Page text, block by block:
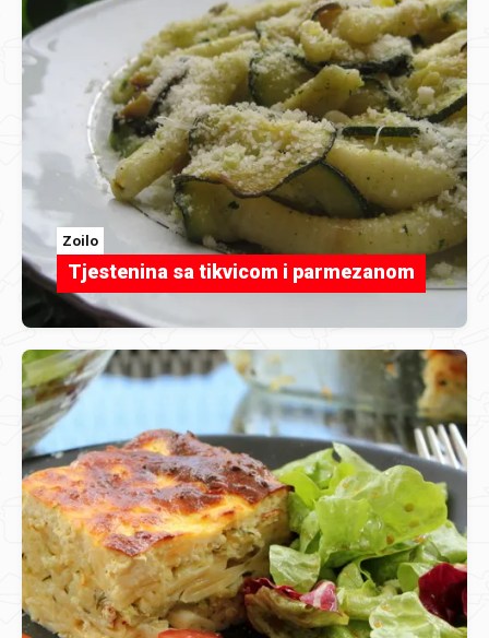
Zoilo
Tjestenina sa tikvicom i parmezanom